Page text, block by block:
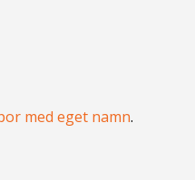
med eget namn.